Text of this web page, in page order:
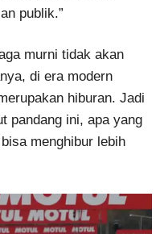
publik.”
murni tidak akan
di era modern
hiburan. Jadi
pandang ini, apa yang
menghibur lebih